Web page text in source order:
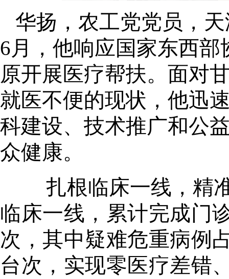
华扬， 农工党党员，
6月，他响应国家东西部
原开展医疗帮扶。面对
就医不便的现状，他迅
科建设、技术推广和公
众健康。
扎根临床一线，精
临床一线，累计完成门
次，其中疑难危重病例
台次，实现零医疗差错